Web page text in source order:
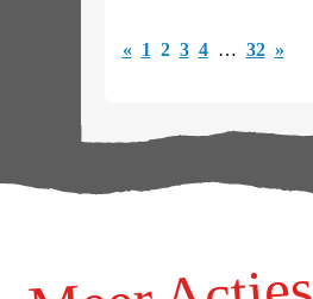
« 1 2 3 4 … 32 »